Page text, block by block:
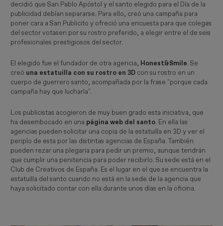
decidió que San Pablo Apóstol y el santo elegido para el Día de la
publicidad debían separarse. Para ello, creó una campaña para
poner cara a San Publicito y ofreció una encuesta para que colegas
del sector votasen por su rostro preferido, a elegir entre el de seis
profesionales prestigiosos del sector.
El elegido fue el fundador de otra agencia, Honest&Smile. Se
creó una estatuilla con su rostro en 3D con su rostro en un
cuerpo de guerrero santo, acompañada por la frase "porque cada
campaña hay que lucharla".
Los publicistas acogieron de muy buen grado esta iniciativa, que
ha desembocado en una página web del santo. En ella las
agencias pueden solicitar una copia de la estatuilla en 3D y ver el
periplo de esta por las distintas agencias de España. También
pueden rezar una plegaria para pedir un premio, aunque tendrán
que cumplir una penitencia para poder recibirlo. Su sede está en el
Club de Creativos de España. Es el lugar en el que se encuentra la
estatuilla del santo cuando no está en la sede de la agencia que
haya solicitado contar con ella durante unos días en la oficina.